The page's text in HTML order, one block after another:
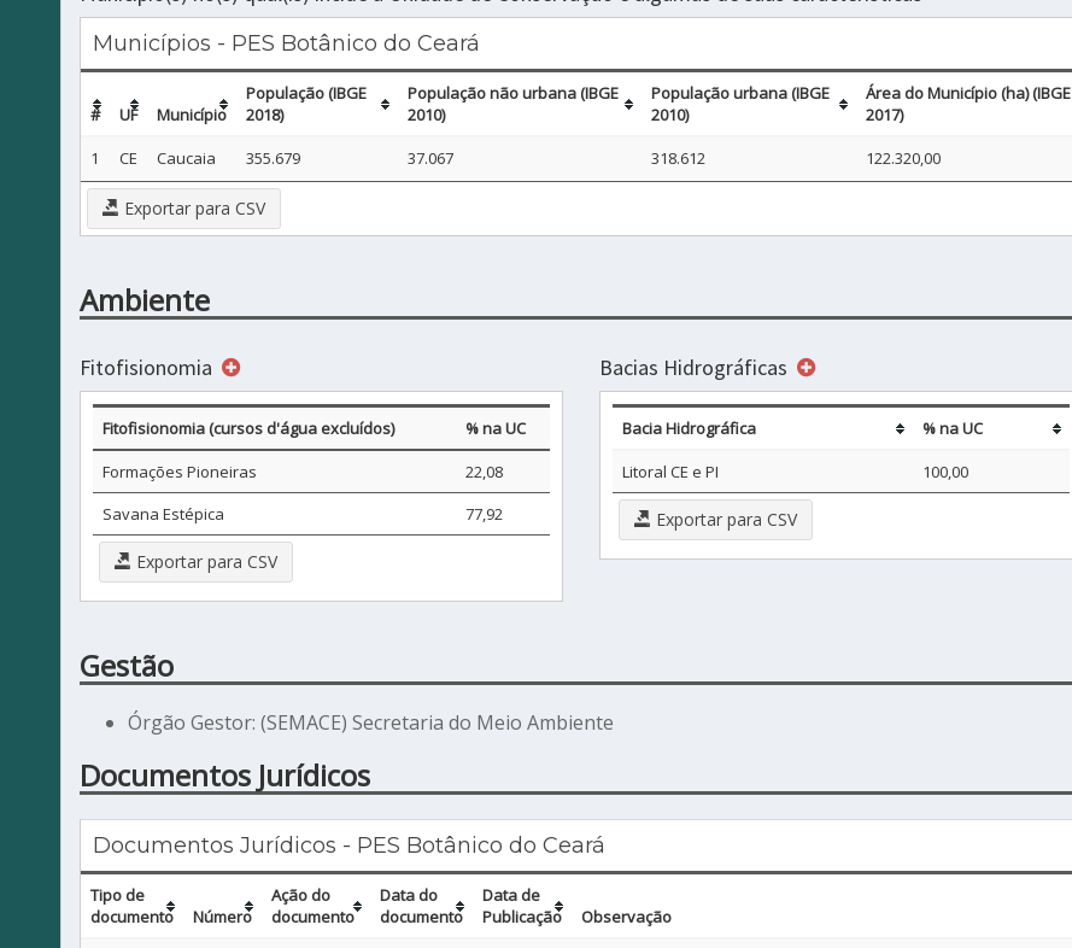
Municípios - PES Botânico do Ceará
# UF Município
População (IBGE
2018)
População não urbana (IBGE
2010)
População urbana (IBGE
2010)
Área do Município (ha) (IBGE
2017)
1
CE Caucaia 355.679 37.067 318.612 122.320,00
Exportar para CSV
Ambiente
Fitofisionomia
Fitofisionomia (cursos d'água excluídos)
% na UC
Formações Pioneiras
22,08
Savana Estépica
77,92
Exportar para CSV
Bacias Hidrográficas
Bacia Hidrográfica
% na UC
Litoral CE e PI
100,00
Exportar para CSV
Gestão
Órgão Gestor: (SEMACE) Secretaria do Meio Ambiente
Documentos Jurídicos
Documentos Jurídicos - PES Botânico do Ceará
Tipo de
documento
Número
Ação do
documento
Data do
documento
Data de
Publicação
Observação